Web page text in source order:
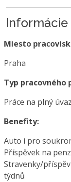
Informácie
Miesto
Praha
Typ pracovného
Práce na plný
Benefity:
Auto i pro
Příspěvek na
Stravenky/
týdnů